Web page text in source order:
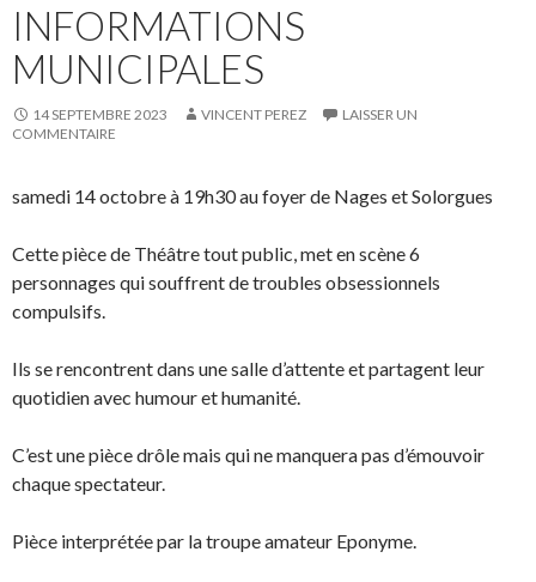
INFORMATIONS
MUNICIPALES
14 SEPTEMBRE 2023 VINCENT PEREZ
LAISSER UN
COMMENTAIRE
samedi 14 octobre à 19h30 au foyer de Nages et Solorgues
Cette pièce de Théâtre tout public, met en scène 6
personnages qui souffrent de troubles obsessionnels
compulsifs.
Ils se rencontrent dans une salle d’attente et partagent leur
quotidien avec humour et humanité.
C’est une pièce drôle mais qui ne manquera pas d’émouvoir
chaque spectateur.
Pièce interprétée par la troupe amateur Eponyme.